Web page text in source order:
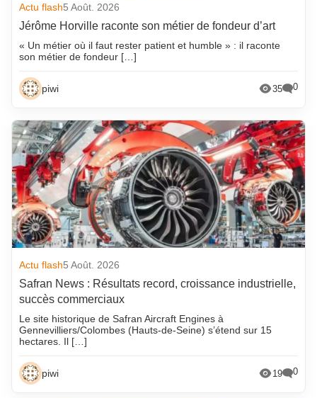
Actu flash5 Août. 2026
Jérôme Horville raconte son métier de fondeur d’art
« Un métier où il faut rester patient et humble » : il raconte
son métier de fondeur […]
piwi 35 0
Actu flash5 Août. 2026
Safran News : Résultats record, croissance industrielle,
succès commerciaux
Le site historique de Safran Aircraft Engines à
Gennevilliers/Colombes (Hauts-de-Seine) s’étend sur 15
hectares. Il […]
piwi 19 0